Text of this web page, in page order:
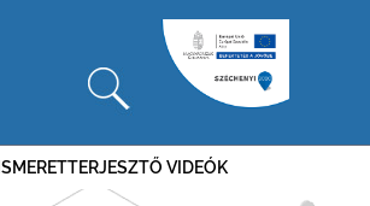
ISMERETTERJESZTŐ VIDEÓK